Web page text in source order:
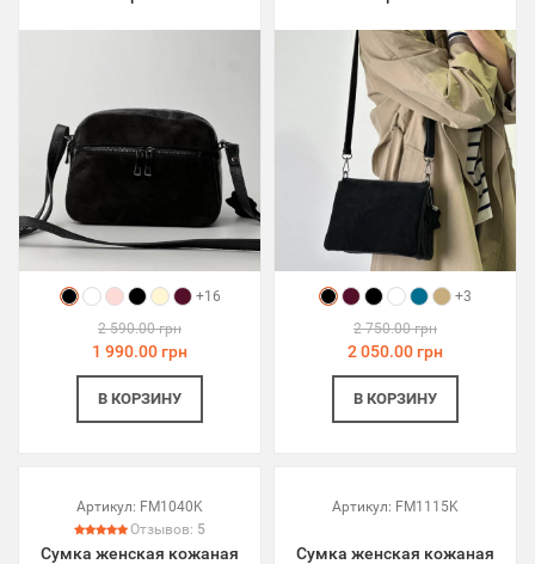
+16
2 590.00 грн
1 990.00 грн
В КОРЗИНУ
+3
2 750.00 грн
2 050.00 грн
В КОРЗИНУ
Артикул: FM1040K
Отзывов: 5
Сумка женская кожаная
Артикул: FM1115K
Сумка женская кожаная